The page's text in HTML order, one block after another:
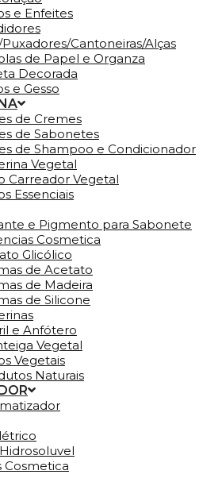
e Enfeites
Puxadores/Cantoneiras/Alças
de Papel e Organza
Decorada
e Gesso
de Cremes
de Sabonetes
de Shampoo e Condicionador
Vegetal
Carreador Vegetal
Essenciais
e Pigmento para Sabonete
Cosmetica
Glicólico
de Acetato
de Madeira
de Silicone
e Anfótero
Vegetal
Vegetais
Naturais
Cosmetica